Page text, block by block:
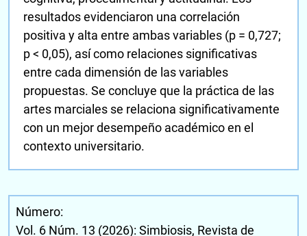
resultados evidenciaron una correlación
positiva y alta entre ambas variables (p = 0,727;
p < 0,05), así como relaciones significativas
entre cada dimensión de las variables
propuestas. Se concluye que la práctica de las
artes marciales se relaciona significativamente
con un mejor desempeño académico en el
contexto universitario.
Número:
Vol. 6 Núm. 13 (2026): Simbiosis, Revista de